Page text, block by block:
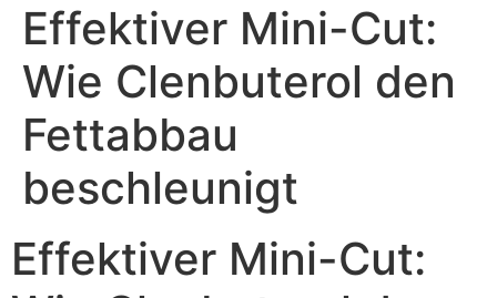
Effektiver Mini-Cut:
Wie Clenbuterol den
Fettabbau
beschleunigt
Effektiver Mini-Cut: